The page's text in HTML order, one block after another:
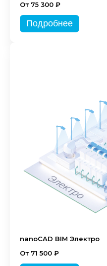
От 75 300 ₽
Подробнее
nanoCAD BIM Электро
От 71 500 ₽